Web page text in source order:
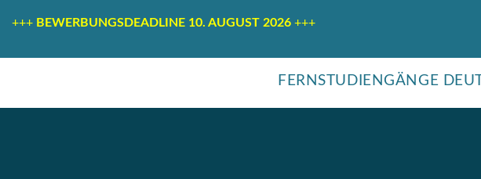
+++ BEWERBUNGSDEADLINE 10. AUGUST 2026 +++
FERNSTUDIENGÄNGE